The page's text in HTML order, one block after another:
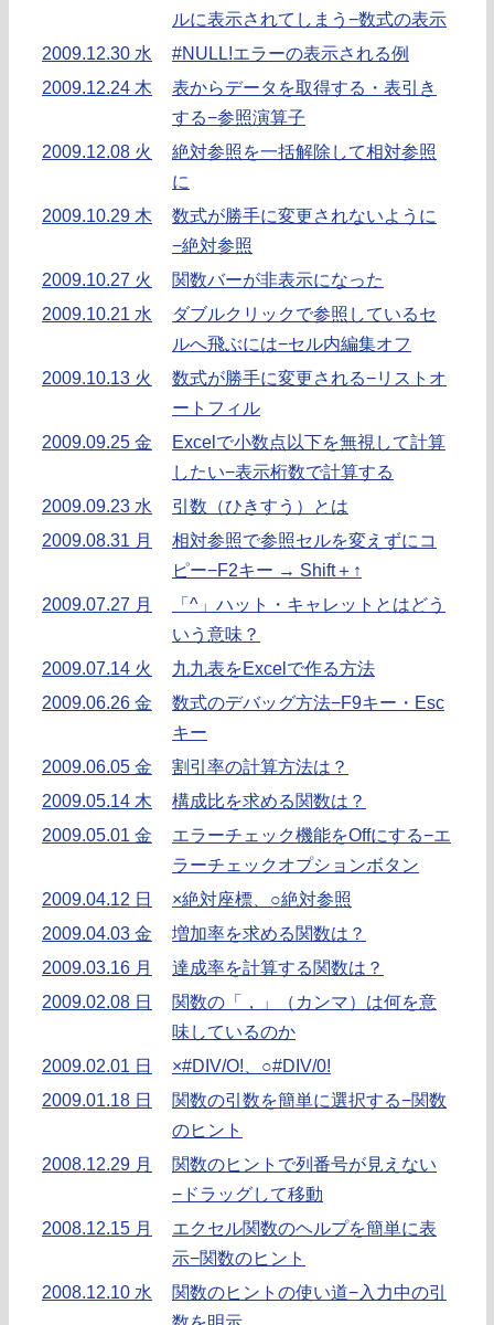
ルに表示されてしまう−数式の表示
2009.12.30 水
#NULL!エラーの表示される例
2009.12.24 木
表からデータを取得する・表引き
する−参照演算子
2009.12.08 火
絶対参照を一括解除して相対参照
に
2009.10.29 木
数式が勝手に変更されないように
−絶対参照
2009.10.27 火
関数バーが非表示になった
2009.10.21 水
ダブルクリックで参照しているセ
ルへ飛ぶには−セル内編集オフ
2009.10.13 火
数式が勝手に変更される−リストオ
ートフィル
2009.09.25 金
Excelで小数点以下を無視して計算
したい−表示桁数で計算する
2009.09.23 水
引数（ひきすう）とは
2009.08.31 月
相対参照で参照セルを変えずにコ
ピー−F2キー → Shift＋↑
2009.07.27 月
「^」ハット・キャレットとはどう
いう意味？
2009.07.14 火
九九表をExcelで作る方法
2009.06.26 金
数式のデバッグ方法−F9キー・Esc
キー
2009.06.05 金
割引率の計算方法は？
2009.05.14 木
構成比を求める関数は？
2009.05.01 金
エラーチェック機能をOffにする−エ
ラーチェックオプションボタン
2009.04.12 日
×絶対座標、○絶対参照
2009.04.03 金
増加率を求める関数は？
2009.03.16 月
達成率を計算する関数は？
2009.02.08 日
関数の「，」（カンマ）は何を意
味しているのか
2009.02.01 日
×#DIV/O!、○#DIV/0!
2009.01.18 日
関数の引数を簡単に選択する−関数
のヒント
2008.12.29 月
関数のヒントで列番号が見えない
−ドラッグして移動
2008.12.15 月
エクセル関数のヘルプを簡単に表
示−関数のヒント
2008.12.10 水
関数のヒントの使い道−入力中の引